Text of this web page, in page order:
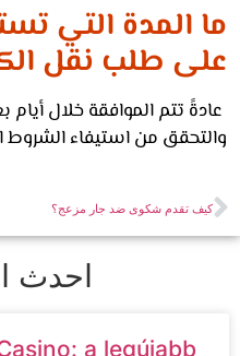
المدة التي
طلب نقل
تتم الموافقة خلال أيام بعد
من استيفاء الشروط
تقدم شكوى ضد جار مزعج؟
احدث
Casino: a legújabb